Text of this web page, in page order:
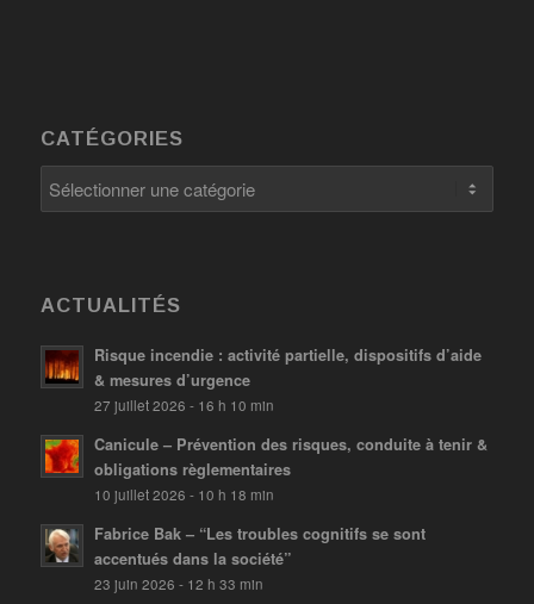
CATÉGORIES
Catégories
ACTUALITÉS
Risque incendie : activité partielle, dispositifs d’aide
& mesures d’urgence
27 juillet 2026 - 16 h 10 min
Canicule – Prévention des risques, conduite à tenir &
obligations règlementaires
10 juillet 2026 - 10 h 18 min
Fabrice Bak – “Les troubles cognitifs se sont
accentués dans la société”
23 juin 2026 - 12 h 33 min